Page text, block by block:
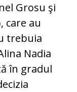
Grosu şi
care au
trebuia
Nadia
în gradul